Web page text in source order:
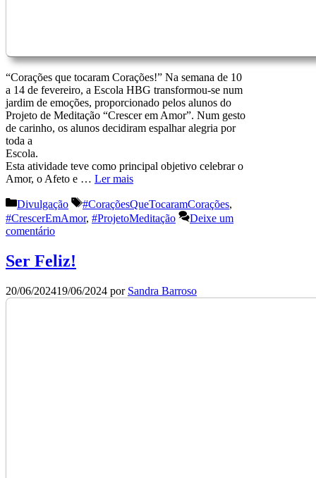
“Corações que tocaram Corações!” Na semana de 10
a 14 de fevereiro, a Escola HBG transformou-se num
jardim de emoções, proporcionado pelos alunos do
Projeto de Meditação “Crescer em Amor”. Num gesto
de carinho, os alunos decidiram espalhar alegria por
toda a
Esta atividade teve como principal objetivo celebrar o
Amor, o Afeto e … Ler mais
Categorias
Divulgação Etiquetas
#CoraçõesQueTocaramCorações,
#CrescerEmAmor, #ProjetoMeditação
Deixe um
comentário
Ser Feliz!
20/06/202419/06/2024 por Sandra Barroso